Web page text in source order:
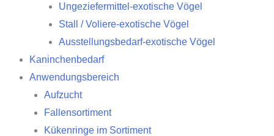
Ungeziefermittel-exotische Vögel
Stall / Voliere-exotische Vögel
Ausstellungsbedarf-exotische Vögel
Kaninchenbedarf
Anwendungsbereich
Aufzucht
Fallensortiment
Kükenringe im Sortiment